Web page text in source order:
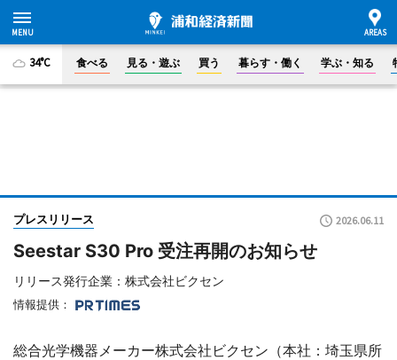
34°C 食べる 見る・遊ぶ 買う 暮らす・働く 学ぶ・知る
プレスリリース 2026.06.11
Seestar S30 Pro 受注再開のお知らせ
リリース発行企業：株式会社ビクセン
情報提供：
総合光学機器メーカー株式会社ビクセン（本社：埼玉県所